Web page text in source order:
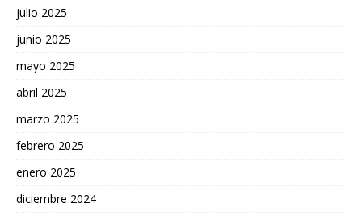
julio 2025
junio 2025
mayo 2025
abril 2025
marzo 2025
febrero 2025
enero 2025
diciembre 2024